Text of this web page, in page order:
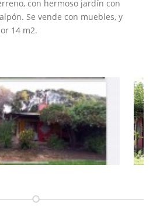
con hermoso jardín con
Se vende con muebles, y
14 m2.